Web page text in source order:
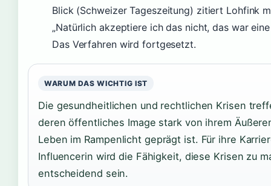
Blick (Schweizer Tageszeitung) zitiert Lohfink
„Natürlich akzeptiere ich das nicht, das war eine
Das Verfahren wird fortgesetzt.
WARUM DAS WICHTIG IST
Die gesundheitlichen und rechtlichen Krisen
deren öffentliches Image stark von ihrem
Leben im Rampenlicht geprägt ist. Für ihre
Influencerin wird die Fähigkeit, diese Krisen zu
entscheidend sein.